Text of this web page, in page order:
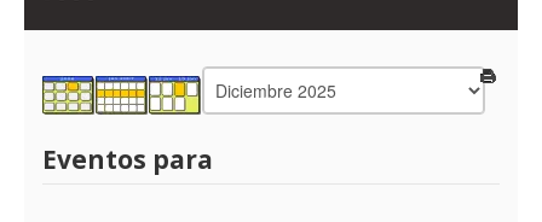
Eventos para